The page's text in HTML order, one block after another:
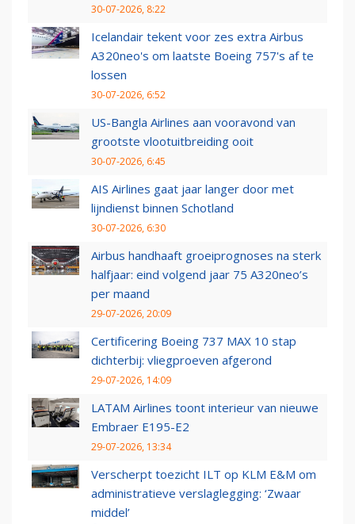
30-07-2026, 8:22
Icelandair tekent voor zes extra Airbus
A320neo's om laatste Boeing 757's af te
lossen
30-07-2026, 6:52
US-Bangla Airlines aan vooravond van
grootste vlootuitbreiding ooit
30-07-2026, 6:45
AIS Airlines gaat jaar langer door met
lijndienst binnen Schotland
30-07-2026, 6:30
Airbus handhaaft groeiprognoses na sterk
halfjaar: eind volgend jaar 75 A320neo’s
per maand
29-07-2026, 20:09
Certificering Boeing 737 MAX 10 stap
dichterbij: vliegproeven afgerond
29-07-2026, 14:09
LATAM Airlines toont interieur van nieuwe
Embraer E195-E2
29-07-2026, 13:34
Verscherpt toezicht ILT op KLM E&M om
administratieve verslaglegging: ‘Zwaar
middel’